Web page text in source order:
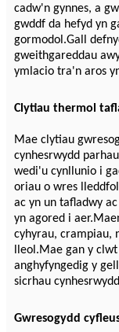
cadw'n gynnes, a
gwddf da hefyd yn
gormodol.Gall
gweithgareddau
ymlacio tra'n aros
Clytiau thermol
Mae clytiau
cynhesrwydd
wedi'u cynllunio i
oriau o wres
ac yn un tafladwy
yn agored i
cyhyrau, crampiau,
lleol.Mae gan y
anghyfyngedig y
sicrhau
Gwresogydd